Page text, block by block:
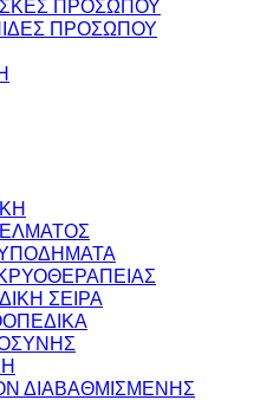
ΠΡΟΣΩΠΟΥ
ΠΡΟΣΩΠΟΥ
ΣΕΙΡΑ
ΔΙΑΒΑΘΜΙΣΜΕΝΗΣ